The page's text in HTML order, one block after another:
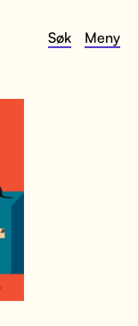
Søk Meny